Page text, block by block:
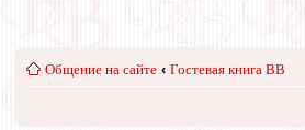
Общение на сайте ‹ Гостевая книга ВВ